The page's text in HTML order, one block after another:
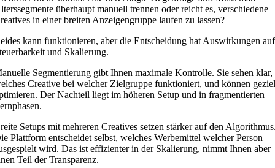
überhaupt manuell trennen oder reicht es, verschiedene
in einer breiten Anzeigengruppe laufen zu lassen?
kann funktionieren, aber die Entscheidung hat Auswirkungen auf
und Skalierung.
Segmentierung gibt Ihnen maximale Kontrolle. Sie sehen klar,
Creative bei welcher Zielgruppe funktioniert, und können
Der Nachteil liegt im höheren Setup und in fragmentierten
Setups mit mehreren Creatives setzen stärker auf den
Plattform entscheidet selbst, welches Werbemittel welcher Person
wird. Das ist effizienter in der Skalierung, nimmt Ihnen aber
Teil der Transparenz.